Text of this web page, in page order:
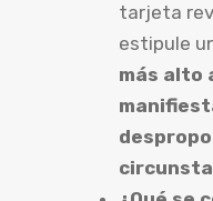
tarjeta
estipule
más alto